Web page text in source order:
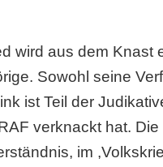
wird aus dem Knast
Sowohl seine
ist Teil der
verknackt hat. Die
im